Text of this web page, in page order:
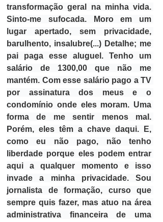
transformação geral na minha vida.
Sinto-me sufocada. Moro em um
lugar apertado, sem privacidade,
barulhento, insalubre(...) Detalhe; me
pai paga esse aluguel. Tenho um
salário de 1300,00 que não me
mantém. Com esse salário pago a TV
por assinatura dos meus e o
condomínio onde eles moram. Uma
forma de me sentir menos mal.
Porém, eles têm a chave daqui. E,
como eu não pago, não tenho
liberdade porque eles podem entrar
aqui a qualquer momento e isso
invade a minha privacidade. Sou
jornalista de formação, curso que
sempre quis fazer, mas atuo na área
administrativa financeira de uma